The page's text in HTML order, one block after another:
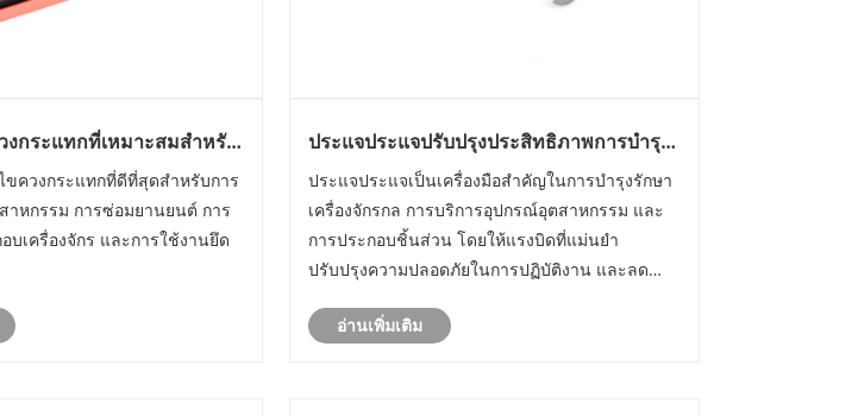
งกระแทกที่เหมาะสมสำหรับ
ขควงกระแทกที่ดีที่สุดสำหรับการ
าหกรรม การซ่อมยานยนต์ การ
บเครื่องจักร และการใช้งานยึด
ประแจประแจปรับปรุงประสิทธิภาพการบำรุง
รักษาได้อย่างไร
ประแจประแจเป็นเครื่องมือสำคัญในการบำรุงรักษา
เครื่องจักรกล การบริการอุปกรณ์อุตสาหกรรม และ
การประกอบชิ้นส่วน โดยให้แรงบิดที่แม่นยำ
ปรับปรุงความปลอดภัยในการปฏิบัติงาน และลด
ประแจประแจประเภทต่างๆ การใช้งานเฉพาะ ข้อ
อ่านเพิ่มเติม